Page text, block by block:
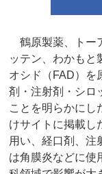
鶴原製薬、トー
ッテン、わかもと
オシド（FAD）を
剤・注射剤・シロ
ことを明らかにし
けサイトに掲載し
用い、経口剤、注
は角膜炎などに使